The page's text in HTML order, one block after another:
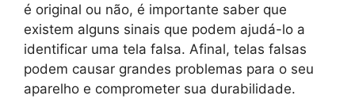
é original ou não, é importante saber que
existem alguns sinais que podem ajudá-lo a
identificar uma tela falsa. Afinal, telas falsas
podem causar grandes problemas para o seu
aparelho e comprometer sua durabilidade.